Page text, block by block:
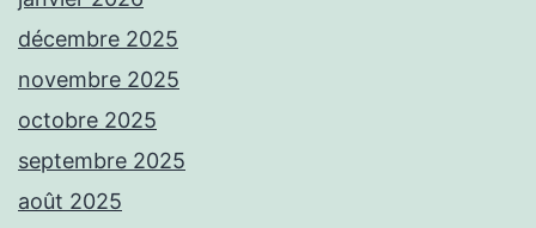
décembre 2025
novembre 2025
octobre 2025
septembre 2025
août 2025